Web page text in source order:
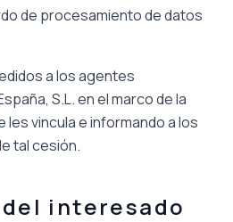
de procesamiento de datos
a los agentes
S.L. en el marco de la
vincula e informando a los
tal cesión.
interesado